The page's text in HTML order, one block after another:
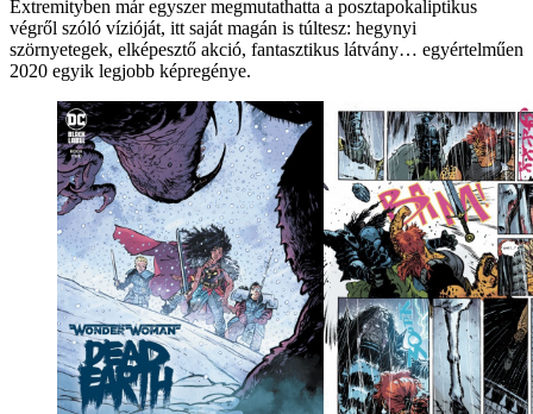
Extremityben már egyszer megmutathatta a posztapokaliptikus
végről szóló vízióját, itt saját magán is túltesz: hegynyi
szörnyetegek, elképesztő akció, fantasztikus látvány… egyértelműen
2020 egyik legjobb képregénye.